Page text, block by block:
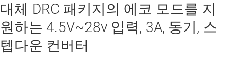
대체 DRC 패키지의 에코 모드를 지
원하는 4.5V~28v 입력, 3A, 동기, 스
텝다운 컨버터